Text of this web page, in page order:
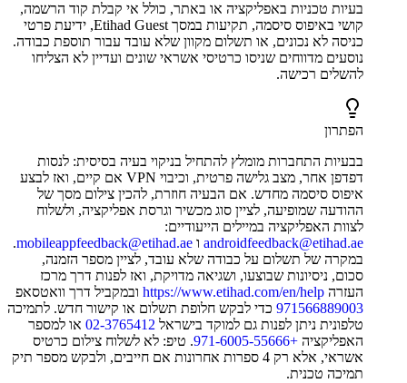
בעיות טכניות באפליקציה או באתר, כולל אי קבלת קוד הרשמה,
קושי באיפוס סיסמה, תקיעות במסך Etihad Guest, ידיעת פרטי
כניסה לא נכונים, או תשלום מקוון שלא עובד עבור תוספת כבודה.
נוסעים מדווחים שניסו כרטיסי אשראי שונים ועדיין לא הצליחו
להשלים רכישה.
הפתרון
בבעיות התחברות מומלץ להתחיל בניקוי בעיה בסיסית: לנסות
דפדפן אחר, מצב גלישה פרטית, וכיבוי VPN אם קיים, ואז לבצע
איפוס סיסמה מחדש. אם הבעיה חוזרת, להכין צילום מסך של
ההודעה שמופיעה, לציין סוג מכשיר וגרסת אפליקציה, ולשלוח
לצוות האפליקציה במיילים הייעודיים:
androidfeedback@etihad.ae ו mobileappfeedback@etihad.ae
.
במקרה של תשלום על כבודה שלא עובד, לציין מספר הזמנה,
סכום, ניסיונות שבוצעו, ושגיאה מדויקת, ואז לפנות דרך מרכז
העזרה https://www.etihad.com/en/help ובמקביל דרך וואטסאפ
971566889003 כדי לבקש חלופת תשלום או קישור חדש. לתמיכה
טלפונית ניתן לפנות גם למוקד בישראל 02-3765412 או למספר
האפליקציה +971-6005-55666
. טיפ: לא לשלוח צילום כרטיס
אשראי, אלא רק 4 ספרות אחרונות אם חייבים, ולבקש מספר תיק
תמיכה טכנית.